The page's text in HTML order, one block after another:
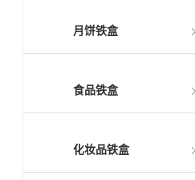
月饼铁盒
食品铁盒
化妆品铁盒